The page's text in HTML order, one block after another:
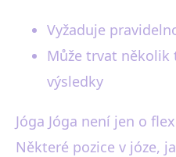
Vyžaduje
Může trvat několik
výsledky
Jóga Jóga není jen o
Některé pozice v józe,